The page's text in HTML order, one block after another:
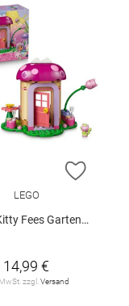
HINZUFÜGEN
ZUR
LEGO
Fees Gartenhaus V29
14,99 €
zzgl. Versand